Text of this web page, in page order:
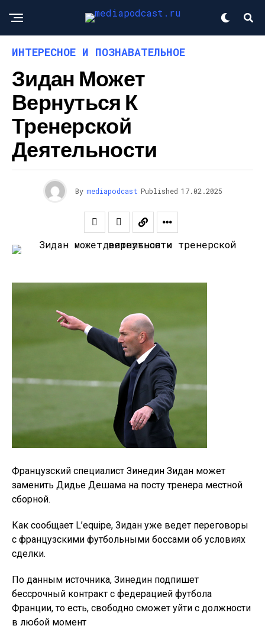
ИНТЕРЕСНОЕ И ПОЗНАВАТЕЛЬНОЕ
Зидан Может
Вернуться К
Тренерской
Деятельности
By mediapodcast Published 17.02.2025
Французский специалист Зинедин Зидан может
заменить Дидье Дешама на посту тренера местной
сборной.
Как сообщает L’equipe, Зидан уже ведет переговоры
с французскими футбольными боссами об условиях
сделки.
По данным источника, Зинедин подпишет
бессрочный контракт с федерацией футбола
Франции, то есть, свободно сможет уйти с должности
в любой момент